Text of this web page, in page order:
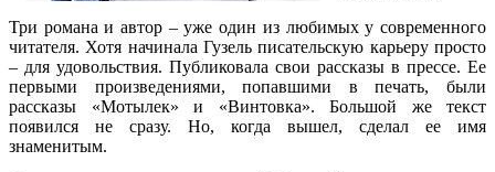
Три романа и автор – уже один из любимых у современного
читателя. Хотя начинала Гузель писательскую карьеру просто
– для удовольствия. Публиковала свои рассказы в прессе. Ее
первыми произведениями, попавшими в печать, были
рассказы «Мотылек» и «Винтовка». Большой же текст
появился не сразу. Но, когда вышел, сделал ее имя
знаменитым.